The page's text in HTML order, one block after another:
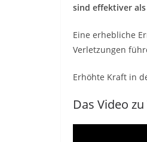
sind effektiver
Eine erhebliche
Verletzungen
Erhöhte Kraft in
Das Video